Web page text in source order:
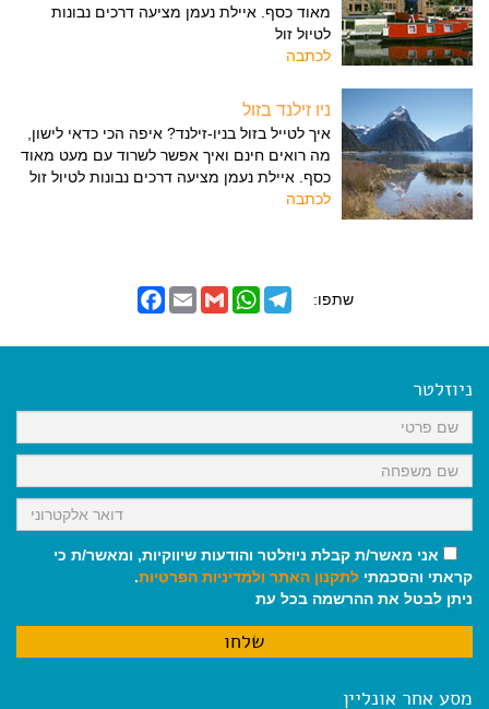
מאוד כסף. איילת נעמן מציעה דרכים נבונות
לטיול זול
לכתבה
ניו זילנד בזול
איך לטייל בזול בניו-זילנד? איפה הכי כדאי לישון,
מה רואים חינם ואיך אפשר לשרוד עם מעט מאוד
כסף. איילת נעמן מציעה דרכים נבונות לטיול זול
לכתבה
שתפו:
F
a
e
k
E
m
i
G
m
i
W
h
t
p
T
e
e
m
ניוזלטר
אני מאשר/ת קבלת ניוזלטר והודעות שיווקיות, ומאשר/ת כי
קראתי והסכמתי לתקנון האתר ולמדיניות הפרטיות.
ניתן לבטל את ההרשמה בכל עת
מסע אחר אונליין